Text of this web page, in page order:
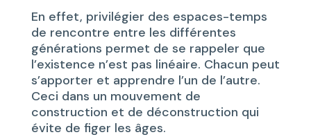
En effet, privilégier des espaces-temps
de rencontre entre les différentes
générations permet de se rappeler que
l’existence n’est pas linéaire. Chacun peut
s’apporter et apprendre l’un de l’autre.
Ceci dans un mouvement de
construction et de déconstruction qui
évite de figer les âges.